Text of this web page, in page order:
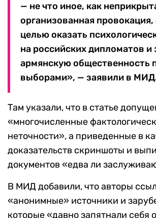
— не что иное, как
организованная
целью оказать
на российских дипломатов и
армянскую общественность
выборами», — заявили в
Там указали, что в статье
«многочисленные
неточности», а приведенные в
доказательств скриншоты и
документов «едва ли
В МИД добавили, что авторы
«анонимные» источники и
которые «давно запятнали себя